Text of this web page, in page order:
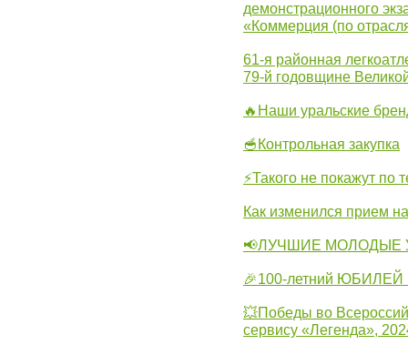
демонстрационного
«Коммерция (по
61-я районная
79-й годовщине
🔥Наши уральские
🥣Контрольная закупка
⚡Такого не покажут по
Как изменился прием
📢ЛУЧШИЕ МОЛОДЫЕ
🎉100-летний ЮБИЛЕЙ
💥Победы во
сервису «Легенда»,